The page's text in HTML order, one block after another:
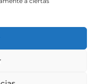
de privacidad